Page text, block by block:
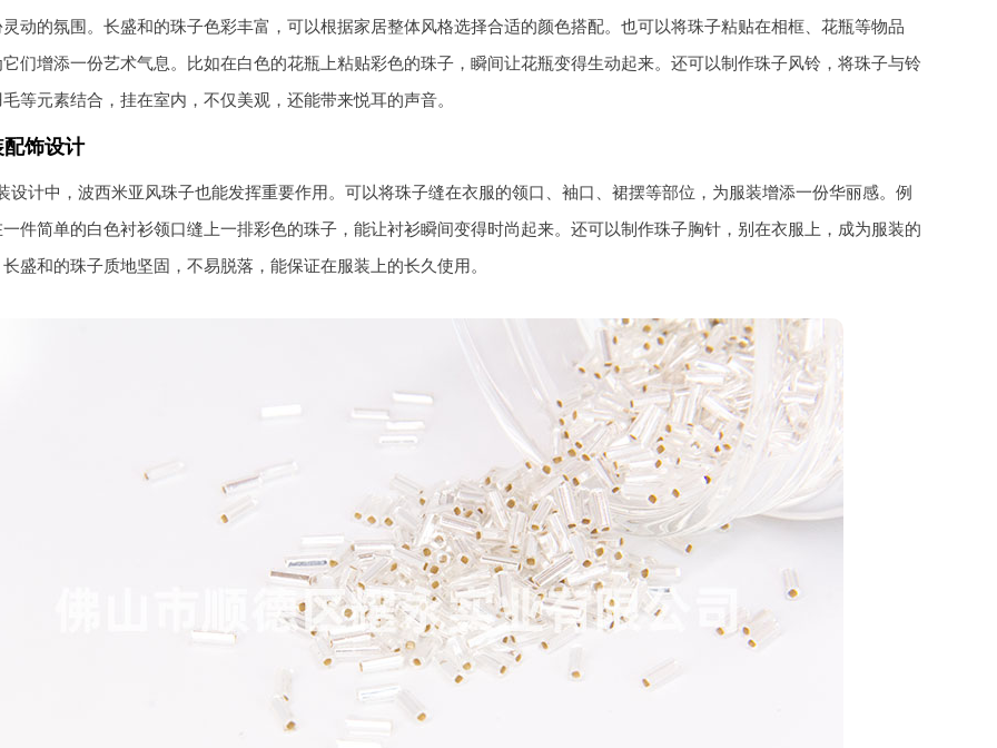
动的氛围。长盛和的珠子色彩丰富，可以根据家居整体风格选择合适的颜色搭配。也可以将珠子粘贴在相框、花瓶等物品
们增添一份艺术气息。比如在白色的花瓶上粘贴彩色的珠子，瞬间让花瓶变得生动起来。还可以制作珠子风铃，将珠子与铃
等元素结合，挂在室内，不仅美观，还能带来悦耳的声音。
饰设计
设计中，波西米亚风珠子也能发挥重要作用。可以将珠子缝在衣服的领口、袖口、裙摆等部位，为服装增添一份华丽感。例
件简单的白色衬衫领口缝上一排彩色的珠子，能让衬衫瞬间变得时尚起来。还可以制作珠子胸针，别在衣服上，成为服装的
盛和的珠子质地坚固，不易脱落，能保证在服装上的长久使用。